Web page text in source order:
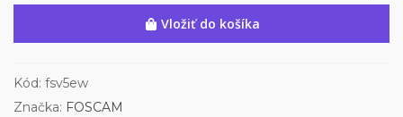
Vložiť do košíka
Kód: fsv5ew
Značka: FOSCAM